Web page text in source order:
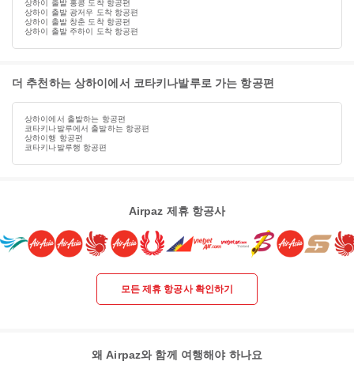
상하이 출발 홍콩 도착 항공편
상하이 출발 광저우 도착 항공편
상하이 출발 창춘 도착 항공편
상하이 출발 주하이 도착 항공편
더 추천하는 상하이에서 코타키나발루로 가는 항공편
상하이에서 출발하는 항공편
코타키나발루에서 출발하는 항공편
상하이행 항공편
코타키나발루행 항공편
Airpaz 제휴 항공사
모든 제휴 항공사 확인하기
왜 Airpaz와 함께 여행해야 하나요